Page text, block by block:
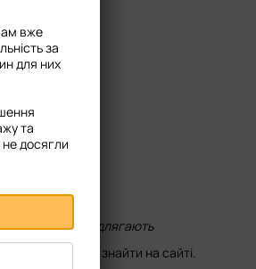
не підлягають
які можна знайти на сайті.
вже
за
для них
та
досягли